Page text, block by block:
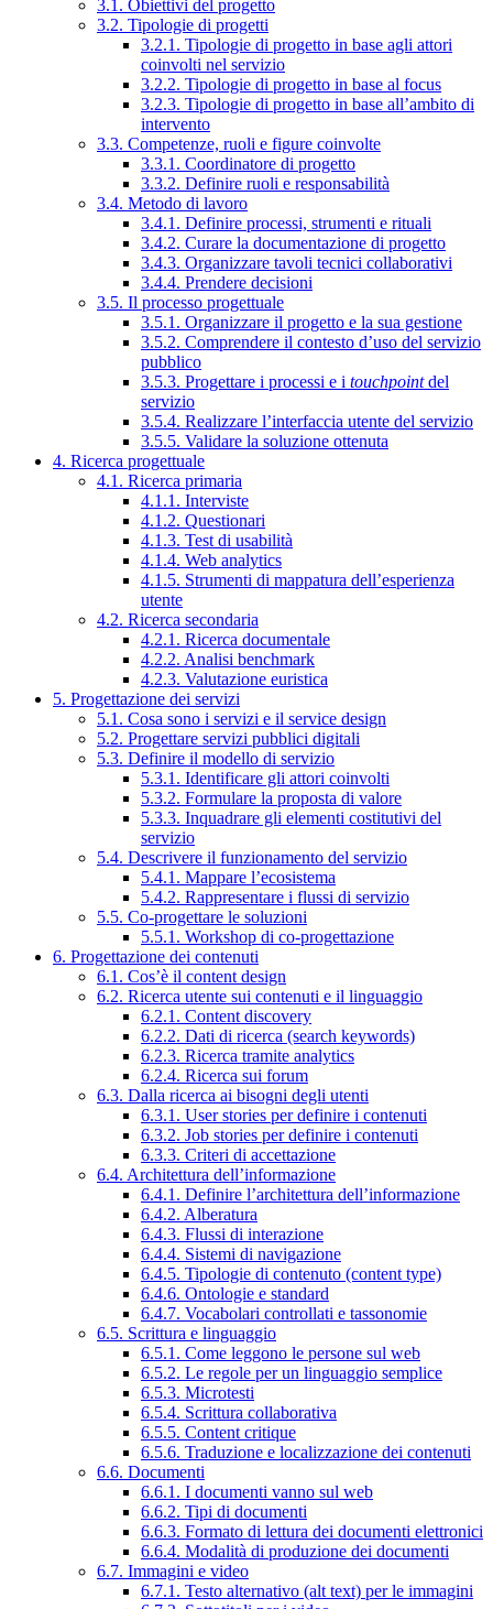
3.1. Obiettivi del progetto
3.2. Tipologie di progetti
3.2.1. Tipologie di progetto in base agli attori
coinvolti nel servizio
3.2.2. Tipologie di progetto in base al focus
3.2.3. Tipologie di progetto in base all’ambito di
intervento
3.3. Competenze, ruoli e figure coinvolte
3.3.1. Coordinatore di progetto
3.3.2. Definire ruoli e responsabilità
3.4. Metodo di lavoro
3.4.1. Definire processi, strumenti e rituali
3.4.2. Curare la documentazione di progetto
3.4.3. Organizzare tavoli tecnici collaborativi
3.4.4. Prendere decisioni
3.5. Il processo progettuale
3.5.1. Organizzare il progetto e la sua gestione
3.5.2. Comprendere il contesto d’uso del servizio
pubblico
3.5.3. Progettare i processi e i touchpointdel
servizio
3.5.4. Realizzare l’interfaccia utente del servizio
3.5.5. Validare la soluzione ottenuta
4. Ricerca progettuale
4.1. Ricerca primaria
4.1.1. Interviste
4.1.2. Questionari
4.1.3. Test di usabilità
4.1.4. Web analytics
4.1.5. Strumenti di mappatura dell’esperienza
utente
4.2. Ricerca secondaria
4.2.1. Ricerca documentale
4.2.2. Analisi benchmark
4.2.3. Valutazione euristica
5. Progettazione dei servizi
5.1. Cosa sono i servizi e il service design
5.2. Progettare servizi pubblici digitali
5.3. Definire il modello di servizio
5.3.1. Identificare gli attori coinvolti
5.3.2. Formulare la proposta di valore
5.3.3. Inquadrare gli elementi costitutivi del
servizio
5.4. Descrivere il funzionamento del servizio
5.4.1. Mappare l’ecosistema
5.4.2. Rappresentare i flussi di servizio
5.5. Co-progettare le soluzioni
5.5.1. Workshop di co-progettazione
6. Progettazione dei contenuti
6.1. Cos’è il content design
6.2. Ricerca utente sui contenuti e il linguaggio
6.2.1. Content discovery
6.2.2. Dati di ricerca (search keywords)
6.2.3. Ricerca tramite analytics
6.2.4. Ricerca sui forum
6.3. Dalla ricerca ai bisogni degli utenti
6.3.1. User stories per definire i contenuti
6.3.2. Job stories per definire i contenuti
6.3.3. Criteri di accettazione
6.4. Architettura dell’informazione
6.4.1. Definire l’architettura dell’informazione
6.4.2. Alberatura
6.4.3. Flussi di interazione
6.4.4. Sistemi di navigazione
6.4.5. Tipologie di contenuto (content type)
6.4.6. Ontologie e standard
6.4.7. Vocabolari controllati e tassonomie
6.5. Scrittura e linguaggio
6.5.1. Come leggono le persone sul web
6.5.2. Le regole per un linguaggio semplice
6.5.3. Microtesti
6.5.4. Scrittura collaborativa
6.5.5. Content critique
6.5.6. Traduzione e localizzazione dei contenuti
6.6. Documenti
6.6.1. I documenti vanno sul web
6.6.2. Tipi di documenti
6.6.3. Formato di lettura dei documenti elettronici
6.6.4. Modalità di produzione dei documenti
6.7. Immagini e video
6.7.1. Testo alternativo (alt text) per le immagini